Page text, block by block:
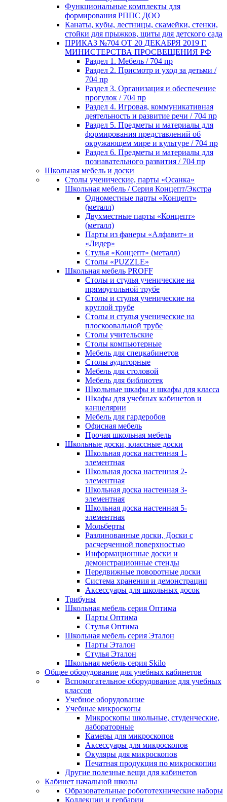
Функциональные комплекты для
формирования РППС ДОО
Канаты, кубы, лестницы, скамейки, стенки,
стойки для прыжков, щиты для детского сада
ПРИКАЗ №704 ОТ 20 ДЕКАБРЯ 2019 Г.
МИНИСТЕРСТВА ПРОСВЕЩЕНИЯ РФ
Раздел 1. Мебель / 704 пр
Раздел 2. Присмотр и уход за детьми /
704 пр
Раздел 3. Организация и обеспечение
прогулок / 704 пр
Раздел 4. Игровая, коммуникативная
деятельность и развитие речи / 704 пр
Раздел 5. Предметы и материалы для
формирования представлений об
окружающем мире и культуре / 704 пр
Раздел 6. Предметы и материалы для
познавательного развития / 704 пр
Школьная мебель и доски
Столы ученические, парты «Осанка»
Школьная мебель / Серия Концепт/Экстра
Одноместные парты «Концепт»
(металл)
Двухместные парты «Концепт»
(металл)
Парты из фанеры «Алфавит» и
«Лидер»
Стулья «Концепт» (металл)
Столы «PUZZLE»
Школьная мебель PROFF
Столы и стулья ученические на
прямоугольной трубе
Столы и стулья ученические на
круглой трубе
Столы и стулья ученические на
плоскоовальной трубе
Столы учительские
Столы компьютерные
Мебель для спецкабинетов
Столы аудиторные
Мебель для столовой
Мебель для библиотек
Школьные шкафы и шкафы для класса
Шкафы для учебных кабинетов и
канцелярии
Мебель для гардеробов
Офисная мебель
Прочая школьная мебель
Школьные доски, классные доски
Школьная доска настенная 1-
элементная
Школьная доска настенная 2-
элементная
Школьная доска настенная 3-
элементная
Школьная доска настенная 5-
элементная
Мольберты
Разлинованные доски, Доски с
расчерченной поверхностью
Информационные доски и
демонстрационные стенды
Передвижные поворотные доски
Система хранения и демонстрации
Аксессуары для школьных досок
Трибуны
Школьная мебель серия Оптима
Парты Оптима
Стулья Оптима
Школьная мебель серия Эталон
Парты Эталон
Стулья Эталон
Школьная мебель серия Skilo
Общее оборудование для учебных кабинетов
Вспомогательное оборудование для учебных
классов
Учебное оборудование
Учебные микроскопы
Микроскопы школьные, студенческие,
лабораторные
Камеры для микроскопов
Аксессуары для микроскопов
Окуляры для микроскопов
Печатная продукция по микроскопии
Другие полезные вещи для кабинетов
Кабинет начальной школы
Образовательные робототехнические наборы
Коллекции и гербарии